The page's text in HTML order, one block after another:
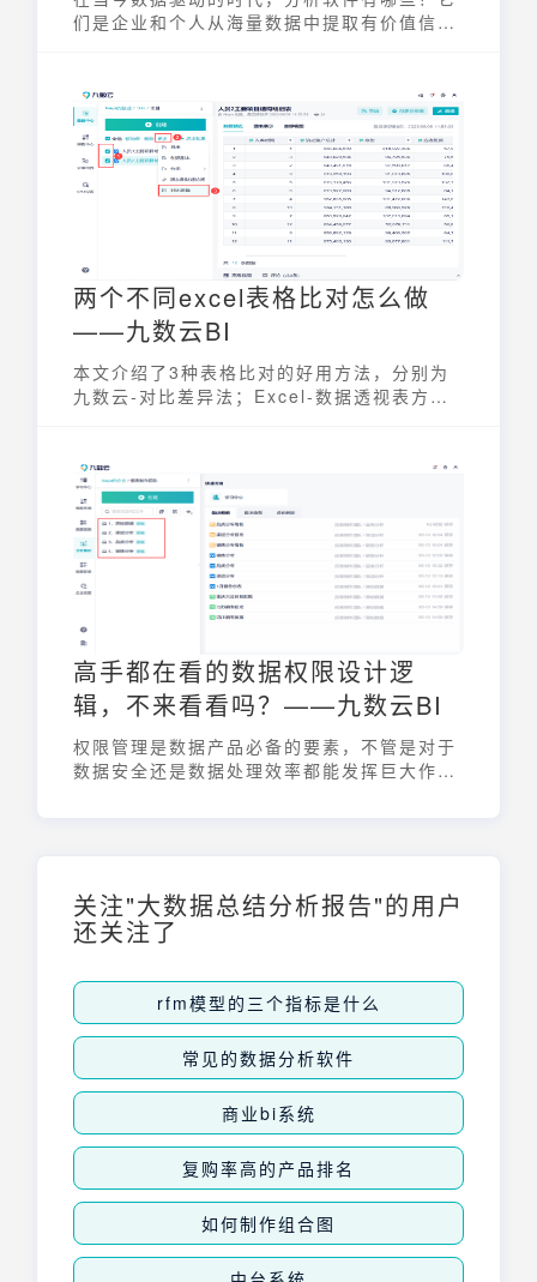
们是企业和个人从海量数据中提取有价值信
和报告，从而发现数据背后的模式、趋势和关
联性。选择合适的分析软件，能够显著提高数
据分析的效率和准确性，为业务增长提供强有
力的支持。
两个不同excel表格比对怎么做
——九数云BI
本文介绍了3种表格比对的好用方法，分别为
九数云-对比差异法；Excel-数据透视表方法
不同项。
高手都在看的数据权限设计逻
辑，不来看看吗？——九数云BI
权限管理是数据产品必备的要素，不管是对于
数据安全还是数据处理效率都能发挥巨大作
关注"大数据总结分析报告"的用户
还关注了
rfm模型的三个指标是什么
常见的数据分析软件
商业bi系统
复购率高的产品排名
如何制作组合图